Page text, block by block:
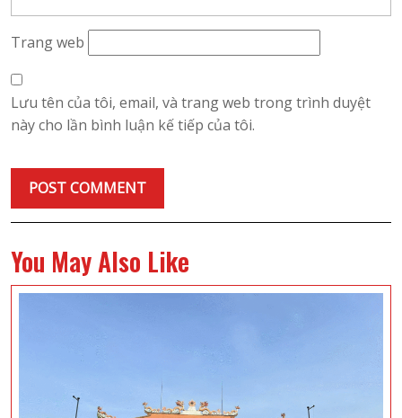
Trang web
Lưu tên của tôi, email, và trang web trong trình duyệt
này cho lần bình luận kế tiếp của tôi.
You May Also Like